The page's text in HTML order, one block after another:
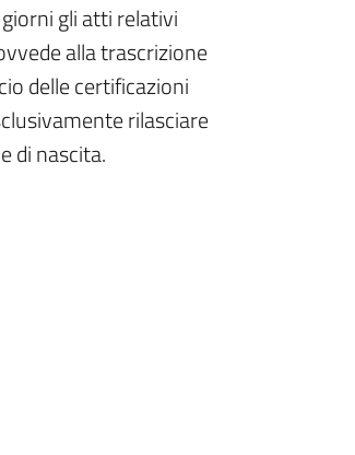
gli atti relativi
alla trascrizione
delle certificazioni
rilasciare
di nascita.